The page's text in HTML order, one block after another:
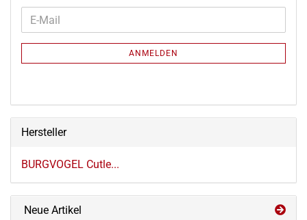
WEITER
ZUR
NEWSLETTER-
E-
Mail
ANMELDEN
Hersteller
BURGVOGEL Cutle...
Neue Artikel